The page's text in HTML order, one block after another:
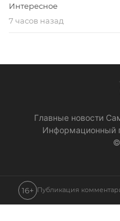
Интересное
7 часов назад
Главные новости
Информационный
©
16+ Публикация